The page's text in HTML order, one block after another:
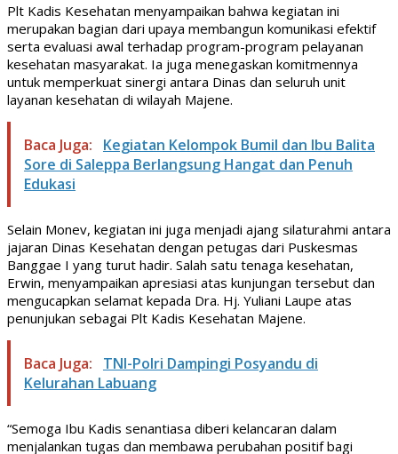
Plt Kadis Kesehatan menyampaikan bahwa kegiatan ini
merupakan bagian dari upaya membangun komunikasi efektif
serta evaluasi awal terhadap program-program pelayanan
kesehatan masyarakat. Ia juga menegaskan komitmennya
untuk memperkuat sinergi antara Dinas dan seluruh unit
layanan kesehatan di wilayah Majene.
Baca Juga:
Kegiatan Kelompok Bumil dan Ibu Balita
Sore di Saleppa Berlangsung Hangat dan Penuh
Edukasi
Selain Monev, kegiatan ini juga menjadi ajang silaturahmi antara
jajaran Dinas Kesehatan dengan petugas dari Puskesmas
Banggae I yang turut hadir. Salah satu tenaga kesehatan,
Erwin, menyampaikan apresiasi atas kunjungan tersebut dan
mengucapkan selamat kepada Dra. Hj. Yuliani Laupe atas
penunjukan sebagai Plt Kadis Kesehatan Majene.
Baca Juga:
TNI-Polri Dampingi Posyandu di
Kelurahan Labuang
“Semoga Ibu Kadis senantiasa diberi kelancaran dalam
menjalankan tugas dan membawa perubahan positif bagi